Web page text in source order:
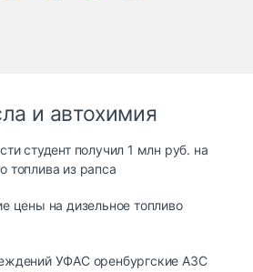
и автохимия
студент получил 1 млн руб. на
топлива из рапса
цены на дизельное топливо
УФАС оренбургские АЗС